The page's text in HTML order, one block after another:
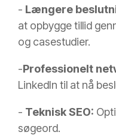
- Længere
at opbygge tillid
og casestudier.
-Professionelt
LinkedIn til at nå
- Teknisk SEO:
søgeord.